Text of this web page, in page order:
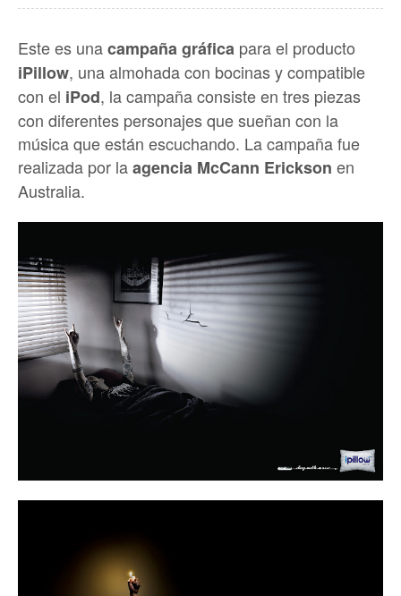
Este es unacampaña gráfica para el producto
iPillow, una almohada con bocinas y compatible
con el iPod, la campaña consiste en tres piezas
con diferentes personajes que sueñan con la
música que están escuchando. La campaña fue
realizada por laagencia McCann Erickson en
Australia.